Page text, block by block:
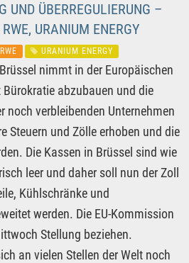
UND ÜBERREGULIERUNG –
URANIUM ENERGY
RWE URANIUM ENERGY
nimmt in der Europäischen
abzubauen und die
noch verbleibenden Unternehmen
Steuern und Zölle erhoben und die
Die Kassen in Brüssel sind wie
leer und daher soll nun der Zoll
Kühlschränke und
werden. Die EU-Kommission
Stellung beziehen.
an vielen Stellen der Welt noch